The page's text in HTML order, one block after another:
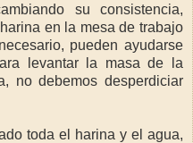
su consistencia,
en la mesa de trabajo
pueden ayudarse
levantar la masa de la
no debemos desperdiciar
toda el harina y el agua,